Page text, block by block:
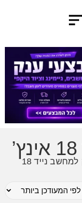
/ מוצרים המתויגים “תיק למחשב נייד 18